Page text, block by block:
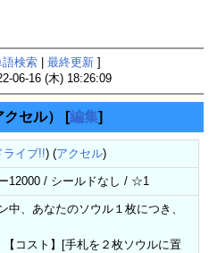
語検索| 最終更新]
06-16 (木) 18:26:09
セル） [編集]
ライブ!!) (アクセル)
12000 / シールドなし / ☆1
中、あなたのソウル１枚につき、
【コスト】[手札を２枚ソウルに置